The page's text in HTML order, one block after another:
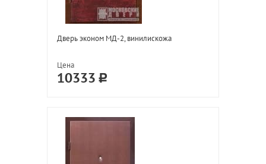
Дверь эконом МД-2, винилискожа
Цена
10333